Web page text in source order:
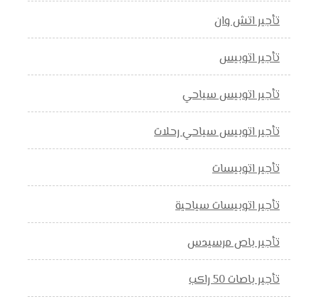
تأجير اتش وان
تأجير اتوبيس
تأجير اتوبيس سياحي
تأجير اتوبيس سياحي رحلات
تأجير اتوبيسات
تأجير اتوبيسات سياحية
تأجير باص مرسيدس
تأجير باصات 50 راكب